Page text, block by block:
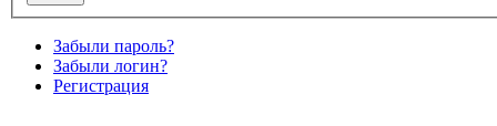
Забыли пароль?
Забыли логин?
Регистрация